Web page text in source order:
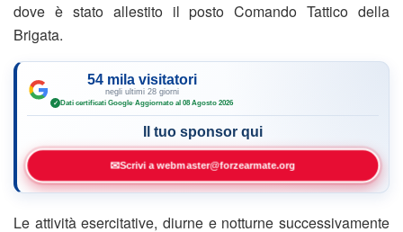
dove è stato allestito il posto Comando Tattico della
Brigata.
54 mila visitatori
negli ultimi 28 giorni
✓ Dati certificati Google·Aggiornato al 08 Agosto 2026
Il tuo sponsor qui
✉Scrivi a webmaster@forzearmate.org
Le attività esercitative, diurne e notturne successivamente